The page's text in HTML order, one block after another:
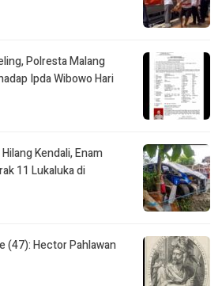
Polresta Malang
Ipda Wibowo Hari
Kendali, Enam
11 Lukaluka di
(47): Hector Pahlawan